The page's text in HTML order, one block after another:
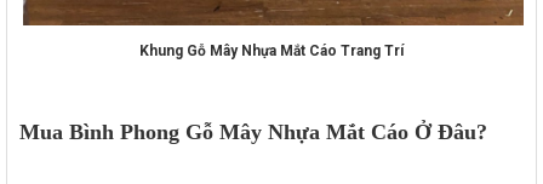
Khung Gỗ Mây Nhựa Mắt Cáo Trang Trí
Mua Bình Phong Gỗ Mây Nhựa Mắt Cáo Ở Đâu?